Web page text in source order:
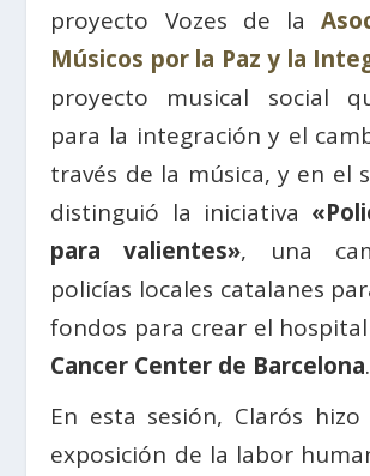
proyecto Vozes de la
Músicos por la Paz y la
proyecto musical social
para la integración y el
través de la música, y en el
distinguió la iniciativa
para valientes», una
policías locales catalanes
fondos para crear el
Cancer Center de Barcelona.
En esta sesión, Clarós
exposición de la labor